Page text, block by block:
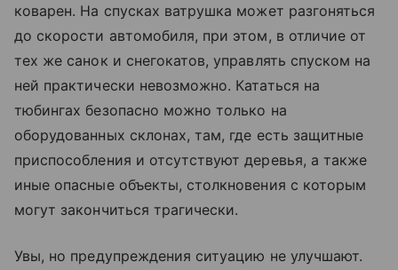
коварен. На спусках ватрушка может разгоняться
до скорости автомобиля, при этом, в отличие от
тех же санок и снегокатов, управлять спуском на
ней практически невозможно. Кататься на
тюбингах безопасно можно только на
оборудованных склонах, там, где есть защитные
приспособления и отсутствуют деревья, а также
иные опасные объекты, столкновения с которым
могут закончиться трагически.
Увы, но предупреждения ситуацию не улучшают.